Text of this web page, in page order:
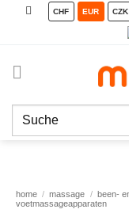
CHF EUR CZK
Zoeken
home / massage / been-
voetmassageapparaten